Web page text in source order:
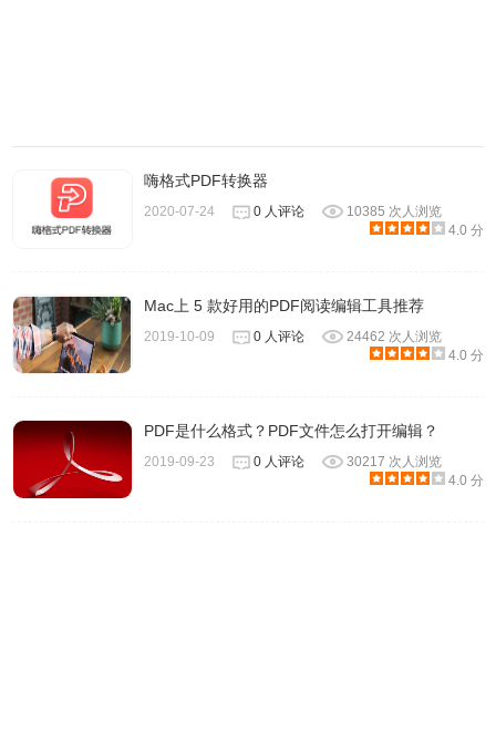
15.复制和粘贴文本；保留字体和格式时，复制的PDF文件，
包括柱
18.标记文档，以突出、强调和删除线
19.在库中保存常用的图像、签名、对象和文本
20.申请相关业务，并通过图书馆在这里签名。
22.打印所有注释和文档的列表
23.全屏模式，以及缩放到文档宽度和缩放到实际文档大小
24.密码保护多达256位AES加密的文档
嗨格式PDF转换器
2020-07-24 0 人评论
10385 次人浏览
4.0 分
Mac上 5 款好用的PDF阅读编辑工具推荐
2019-10-09 0 人评论
24462 次人浏览
4.0 分
PDF是什么格式？PDF文件怎么打开编辑？
2019-09-23 0 人评论
30217 次人浏览
4.0 分